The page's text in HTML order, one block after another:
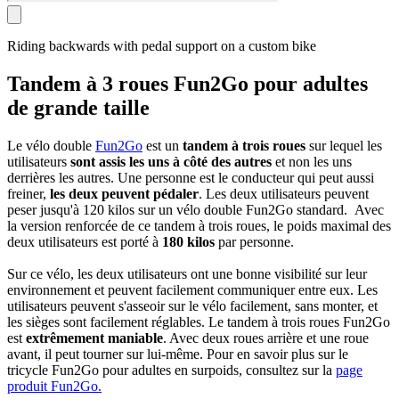
Riding backwards with pedal support on a custom bike
Tandem à 3 roues Fun2Go pour adultes
de grande taille
Le vélo double Fun2Go est un tandem à trois roues sur lequel les
utilisateurs sont assis les uns à côté des autres et non les uns
derrières les autres. Une personne est le conducteur qui peut aussi
freiner, les deux peuvent pédaler. Les deux utilisateurs peuvent
peser jusqu'à 120 kilos sur un vélo double Fun2Go standard. Avec
la version renforcée de ce tandem à trois roues, le poids maximal des
deux utilisateurs est porté à 180 kilos par personne.
Sur ce vélo, les deux utilisateurs ont une bonne visibilité sur leur
environnement et peuvent facilement communiquer entre eux. Les
utilisateurs peuvent s'asseoir sur le vélo facilement, sans monter, et
les sièges sont facilement réglables. Le tandem à trois roues Fun2Go
est extrêmement maniable. Avec deux roues arrière et une roue
avant, il peut tourner sur lui-même. Pour en savoir plus sur le
tricycle Fun2Go pour adultes en surpoids, consultez sur la page
produit Fun2Go.